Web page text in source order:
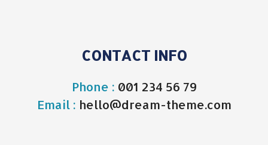
CONTACT INFO
Phone : 001 234 56 79
Email : hello@dream-theme.com